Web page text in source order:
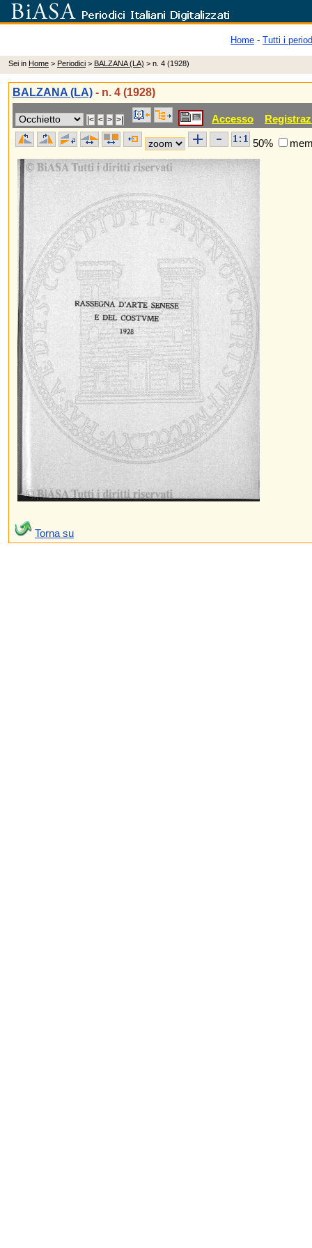
Home - Tutti i
Sei in Home > Periodici > BALZANA (LA) > n. 4 (1928)
BALZANA (LA) - n. 4 (1928)
Accesso
50%
Torna su